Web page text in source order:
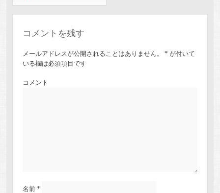
コメントを残す
メールアドレスが公開されることはありません。 * が付いて
いる欄は必須項目です
コメント
名前 *